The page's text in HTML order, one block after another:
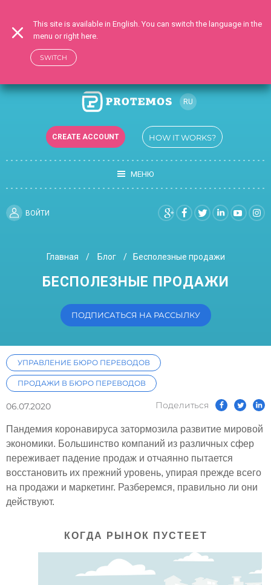
RU
UK
CREATE ACCOUNT HOW IT WORKS?
МЕНЮ
ВОЙТИ
Главная Блог Бесполезные продажи
БЕСПОЛЕЗНЫЕ ПРОДАЖИ
ПОДПИСАТЬСЯ НА РАССЫЛКУ
УПРАВЛЕНИЕ БЮРО ПЕРЕВОДОВ
ПРОДАЖИ В БЮРО ПЕРЕВОДОВ
06.07.2020 Поделиться
Пандемия коронавируса затормозила развитие мировой
экономики. Большинство компаний из различных сфер
переживает падение продаж и отчаянно пытается
восстановить их прежний уровень, упирая прежде всего
на продажи и маркетинг. Разберемся, правильно ли они
действуют.
КОГДА РЫНОК ПУСТЕЕТ
This site is available in English. You can switch the language in the
menu or right here.
SWITCH